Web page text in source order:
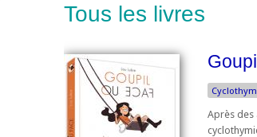
Tous les livres
Après des